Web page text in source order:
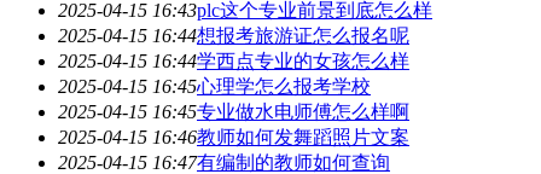
2025-04-15 16:43plc这个专业前景到底怎么样
2025-04-15 16:44想报考旅游证怎么报名呢
2025-04-15 16:44学西点专业的女孩怎么样
2025-04-15 16:45心理学怎么报考学校
2025-04-15 16:45专业做水电师傅怎么样啊
2025-04-15 16:46教师如何发舞蹈照片文案
2025-04-15 16:47有编制的教师如何查询